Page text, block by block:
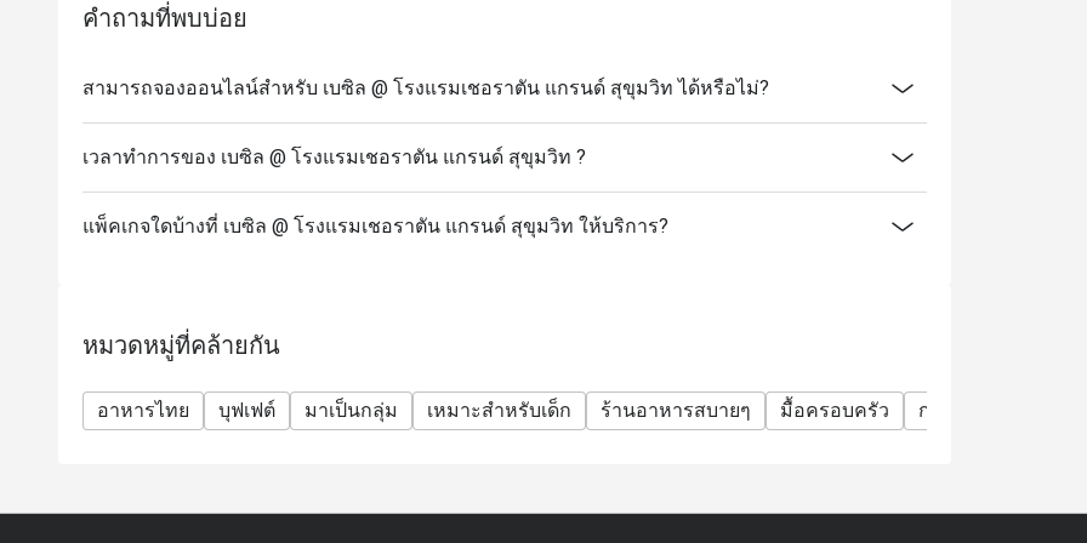
คำถามที่พบบ่อย
สามารถจองออนไลน์สำหรับ เบซิล @ โรงแรมเชอราตัน แกรนด์ สุขุมวิท ได้หรือไม่?
เวลาทำการของ เบซิล @ โรงแรมเชอราตัน แกรนด์ สุขุมวิท ?
แพ็คเกจใดบ้างที่ เบซิล @ โรงแรมเชอราตัน แกรนด์ สุขุมวิท ให้บริการ?
หมวดหมู่ที่คล้ายกัน
อาหารไทย บุฟเฟต์ มาเป็นกลุ่ม เหมาะสำหรับเด็ก ร้านอาหารสบายๆ มื้อครอบครัว กลุ่มเพื่อน